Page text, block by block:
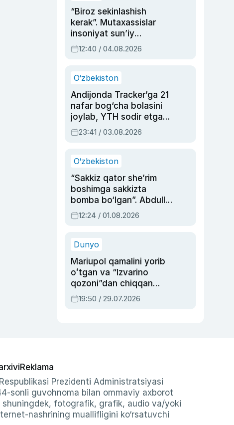
“Biroz sekinlashish
kerak”. Mutaxassislar
insoniyat sun’iy
intellektni boshqara
olmay qolishidan xavotir
12:40 / 04.08.2026
O‘zbekiston
Andijonda Tracker’ga 21
nafar bog‘cha bolasini
joylab, YTH sodir etgan
ayolga sud hukmi o‘qildi
23:41 / 03.08.2026
O‘zbekiston
“Sakkiz qator she’rim
boshimga sakkizta
bomba bo‘lgan”. Abdulla
Oripovni siyosiy
ayblovlardan asrab
12:24 / 01.08.2026
Dunyo
Mariupol qamalini yorib
oʻtgan va “Izvarino
qozoni”dan chiqqan
qahramon — Ukraina
armiyasi bosh
19:50 / 29.07.2026
Reklama
Prezidenti Administratsiyasi
sonli guvohnoma bilan ommaviy axborot
shuningdek, fotografik, grafik, audio va/yoki
nashrining muallifligini ko‘rsatuvchi